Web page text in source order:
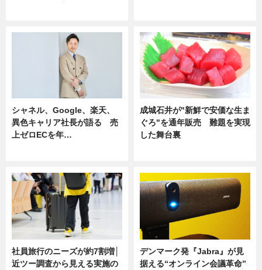
シャネル、Google、楽天、
異色キャリア社長が語る 売
上ゼロECを年…
成城石井が"新鮮で安価な生ま
ぐろ"を通年販売 難題を実現
した舞台裏
社員旅行のニーズが約7割増│
近ツー調査から見える実施の
デンマーク発『Jabra』が見
据える“オンライン会議革命”